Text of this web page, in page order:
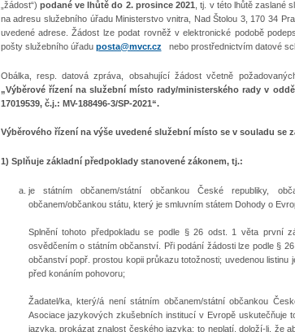
„žádost“) podané ve lhůtě do 2. prosince 2021 , tj. v této lhůtě zaslané
na adresu služebního úřadu Ministerstvo vnitra, Nad Štolou 3, 170 34
uvedené adrese. Žádost lze podat rovněž v elektronické podobě
pošty služebního úřadu posta@mvcr.cz nebo prostřednictvím datové
Obálka, resp. datová zpráva, obsahující žádost včetně
„Výběrové řízení na služební místo rady/ministerského rady v
17019539, č.j.: MV-188496-3/SP-2021“.
Výběrového řízení na výše uvedené služební místo se v souladu se
1) Splňuje základní předpoklady stanovené zákonem, tj.:
je státním občanem/státní občankou České republiky,
občanem/občankou státu, který je smluvním státem Dohody o
Splnění tohoto předpokladu se podle § 26 odst. 1 věta první
osvědčením o státním občanství. Při podání žádosti lze podle §
občanství popř. prostou kopii průkazu totožnosti; uvedenou
před konáním pohovoru;
Žadatel/ka, který/á není státním občanem/státní občankou
Asociace jazykových zkušebních institucí v Evropě
jazyka, prokázat znalost českého jazyka; to neplatí, doloží-li, že